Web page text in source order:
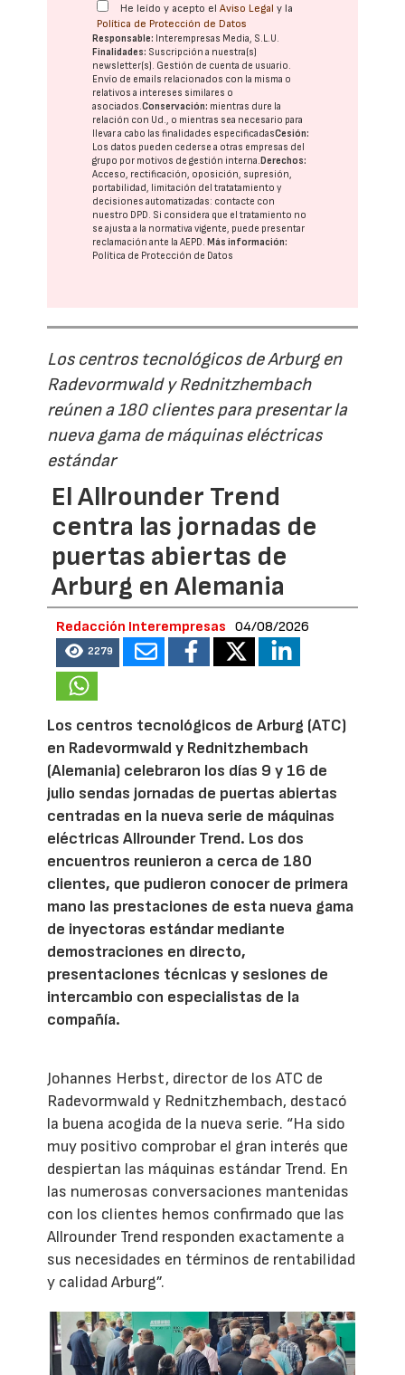
He leído y acepto elAviso Legal y la
Política de Protección de Datos
Responsable: Interempresas Media, S.L.U.
Finalidades: Suscripción a nuestra(s)
newsletter(s). Gestión de cuenta de usuario.
Envío de emails relacionados con la misma o
relativos a intereses similares o
asociados.Conservación: mientras dure la
relación con Ud., o mientras sea necesario para
llevar a cabo las finalidades especificadasCesión:
Los datos pueden cederse a otras empresas del
grupo por motivos de gestión interna.Derechos:
Acceso, rectificación, oposición, supresión,
portabilidad, limitación del tratatamiento y
decisiones automatizadas: contacte con
nuestro DPD. Si considera que el tratamiento no
se ajusta a la normativa vigente, puede presentar
reclamación ante laAEPD.Más información:
Política de Protección de Datos
Los centros tecnológicos de Arburg en
Radevormwald y Rednitzhembach
reúnen a 180 clientes para presentar la
nueva gama de máquinas eléctricas
estándar
El Allrounder Trend
centra las jornadas de
puertas abiertas de
Arburg en Alemania
Redacción Interempresas 04/08/2026
2279
Los centros tecnológicos de Arburg (ATC)
en Radevormwald y Rednitzhembach
(Alemania) celebraron los días 9 y 16 de
julio sendas jornadas de puertas abiertas
centradas en la nueva serie de máquinas
eléctricas Allrounder Trend. Los dos
encuentros reunieron a cerca de 180
clientes, que pudieron conocer de primera
mano las prestaciones de esta nueva gama
de inyectoras estándar mediante
demostraciones en directo,
presentaciones técnicas y sesiones de
intercambio con especialistas de la
compañía.
Johannes Herbst, director de los ATC de
Radevormwald y Rednitzhembach, destacó
la buena acogida de la nueva serie. “Ha sido
muy positivo comprobar el gran interés que
despiertan las máquinas estándar Trend. En
las numerosas conversaciones mantenidas
con los clientes hemos confirmado que las
Allrounder Trend responden exactamente a
sus necesidades en términos de rentabilidad
y calidad Arburg”.